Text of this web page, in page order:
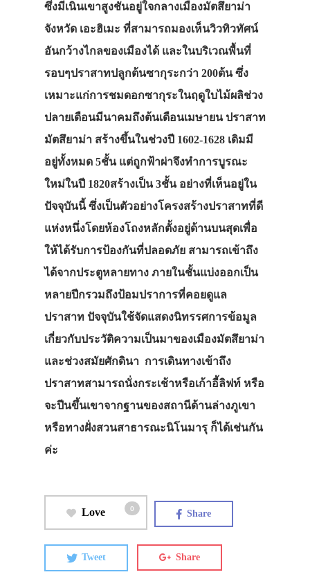
ซึ่งมีเนินเขาสูงชันอยู่ใจกลางเมืองมัตสึยาม่า
จังหวัด เอะฮิเมะ ที่สามารถมองเห็นวิวทิวทัศน์
อันกว้างไกลของเมืองได้ และในบริเวณพื้นที่
รอบๆปราสาทปลูกต้นซากุระกว่า 200ต้น ซึ่ง
เหมาะแก่การชมดอกซากุระในฤดูใบไม้ผลิช่วง
ปลายเดือนมีนาคมถึงต้นเดือนเมษายน ปราสาท
มัตสึยาม่า สร้างขึ้นในช่วงปี 1602-1628 เดิมมี
อยู่ทั้งหมด 5ชั้น แต่ถูกฟ้าผ่าจึงทำการบูรณะ
ใหม่ในปี 1820สร้างเป็น 3ชั้น อย่างที่เห็นอยู่ใน
ปัจจุบันนี้ ซึ่งเป็นตัวอย่างโครงสร้างปราสาทที่ดี
แห่งหนึ่งโดยห้องโถงหลักตั้งอยู่ด้านบนสุดเพื่อ
ให้ได้รับการป้องกันที่ปลอดภัย สามารถเข้าถึง
ได้จากประตูหลายทาง ภายในชั้นแบ่งออกเป็น
หลายปีกรวมถึงป้อมปราการที่คอยดูแล
ปราสาท ปัจจุบันใช้จัดแสดงนิทรรศการข้อมูล
เกี่ยวกับประวัติความเป็นมาของเมืองมัตสึยาม่า
และช่วงสมัยศักดินา การเดินทางเข้าถึง
ปราสาทสามารถนั่งกระเช้าหรือเก้าอี้ลิฟท์ หรือ
จะปีนขึ้นเขาจากฐานของสถานีด้านล่างภูเขา
หรือทางฝั่งสวนสาธารณะนิโนมารุ ก็ได้เช่นกัน
ค่ะ
Love 0 Share
Tweet Share